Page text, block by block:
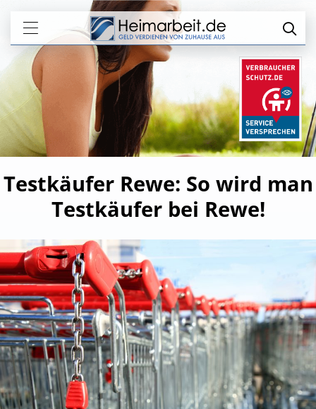
Testkäufer Rewe: So wird man
Testkäufer bei Rewe!